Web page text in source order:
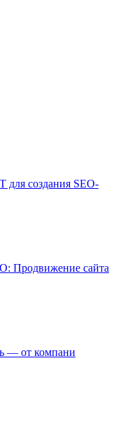
для создания SEO-
Продвижение сайта
— от компани